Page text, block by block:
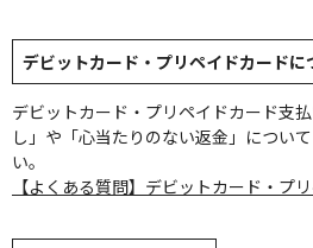
デビットカード・プリペイドカードに
デビットカード・プリペイドカード支
し」や「心当たりのない返金」につい
い。
【よくある質問】デビットカード・プ